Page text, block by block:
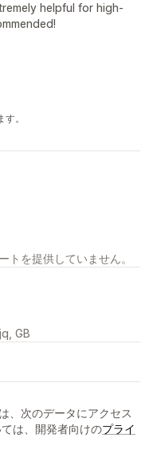
helpful for high-
。
トを提供していません。
GB
、次のデータにアクセス
は、開発者向けのプライ